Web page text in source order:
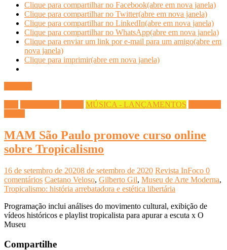
Clique para compartilhar no Facebook(abre em nova janela)
Clique para compartilhar no Twitter(abre em nova janela)
Clique para compartilhar no LinkedIn(abre em nova janela)
Clique para compartilhar no WhatsApp(abre em nova janela)
Clique para enviar um link por e-mail para um amigo(abre em
nova janela)
Clique para imprimir(abre em nova janela)
MÚSICA - LANÇAMENTOS
MAM São Paulo promove curso online
sobre Tropicalismo
16 de setembro de 20208 de setembro de 2020 Revista InFoco 0
comentários Caetano Veloso, Gilberto Gil, Museu de Arte Moderna,
Tropicalismo: história arrebatadora e estética libertária
Programação inclui análises do movimento cultural, exibição de
vídeos históricos e playlist tropicalista para apurar a escuta x O
Museu
Compartilhe